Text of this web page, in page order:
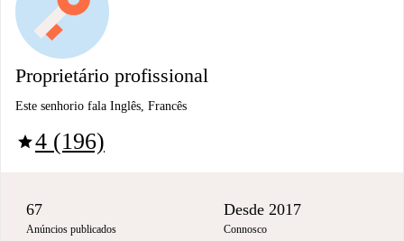
Proprietário profissional
Este senhorio fala Inglês, Francês
star4 (196)
67
Anúncios publicados
Desde 2017
Connosco